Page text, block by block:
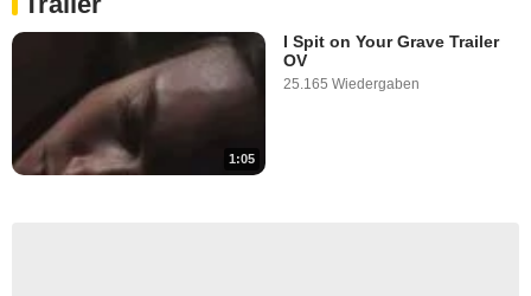
1:05
I Spit on Your Grave Trailer
OV
25.165 Wiedergaben